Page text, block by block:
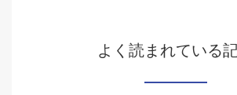
よく読まれている